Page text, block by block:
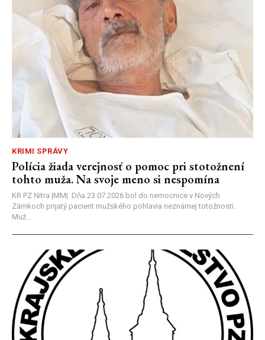
KRIMI SPRÁVY
Polícia žiada verejnosť o pomoc pri stotožnení
tohto muža. Na svoje meno si nespomína
KR PZ Nitra |MM| Dňa 23.07.2026 bol do nemocnice v Nových
Zámkoch prijatý pacient mužského pohlavia neznámej totožnosti.
Muž...